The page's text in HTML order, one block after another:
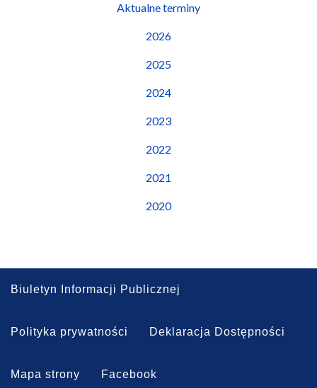
Aktualne terminy
2026
2025
2024
2023
2022
2021
2020
Biuletyn Informacji Publicznej
Polityka prywatności Deklaracja Dostępności
Mapa strony Facebook